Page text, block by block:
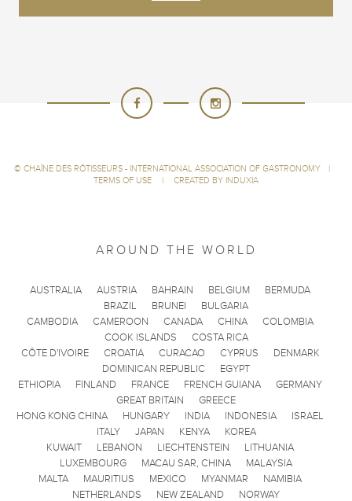
© CHAÎNE DES RÔTISSEURS - INTERNATIONAL ASSOCIATION OF GASTRONOMY
|
TERMS OF USE
| CREATED BY INDUXIA
AROUND THE WORLD
AUSTRALIA AUSTRIA BAHRAIN BELGIUM
BERMUDA
BRAZIL
BRUNEI
BULGARIA
CAMBODIA
CAMEROON CANADA CHINA
COLOMBIA
COOK ISLANDS
COSTA RICA
CÔTE D'IVOIRE
CROATIA CURACAO CYPRUS
DENMARK
DOMINICAN REPUBLIC
EGYPT
ETHIOPIA
FINLAND FRANCE FRENCH GUIANA
GERMANY
GREAT BRITAIN
GREECE
HONG KONG CHINA
HUNGARY INDIA INDONESIA
ISRAEL
ITALY
JAPAN KENYA
KOREA
KUWAIT
LEBANON LIECHTENSTEIN
LITHUANIA
LUXEMBOURG
MACAU SAR, CHINA
MALAYSIA
MALTA
MAURITIUS MEXICO MYANMAR
NAMIBIA
NETHERLANDS
NEW ZEALAND NORWAY